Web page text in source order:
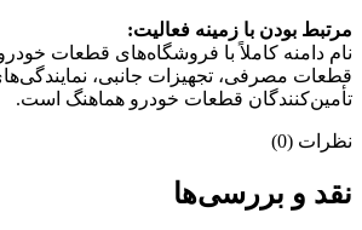
مرتبط بودن با زمینه فعالیت:
نام دامنه کاملاً با فروشگاه‌های قطعات
قطعات مصرفی، تجهیزات جانبی،
تأمین‌کنندگان قطعات خودرو هماهنگ است.
نظرات (0)
نقد و بررسی‌ها